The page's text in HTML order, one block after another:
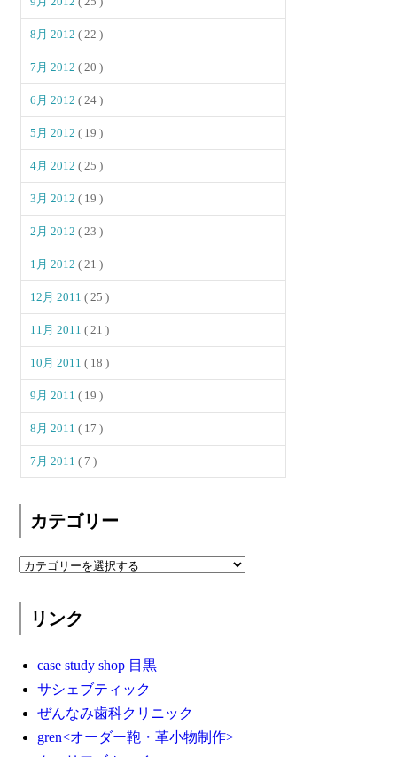
8月 2012( 22 )
7月 2012( 20 )
6月 2012( 24 )
5月 2012( 19 )
4月 2012( 25 )
3月 2012( 19 )
2月 2012( 23 )
1月 2012( 21 )
12月 2011( 25 )
11月 2011( 21 )
10月 2011( 18 )
9月 2011( 19 )
8月 2011( 17 )
7月 2011( 7 )
カテゴリー
リンク
case study shop 目黒
サシェブティック
ぜんなみ歯科クリニック
gren<オーダー鞄・革小物制作>